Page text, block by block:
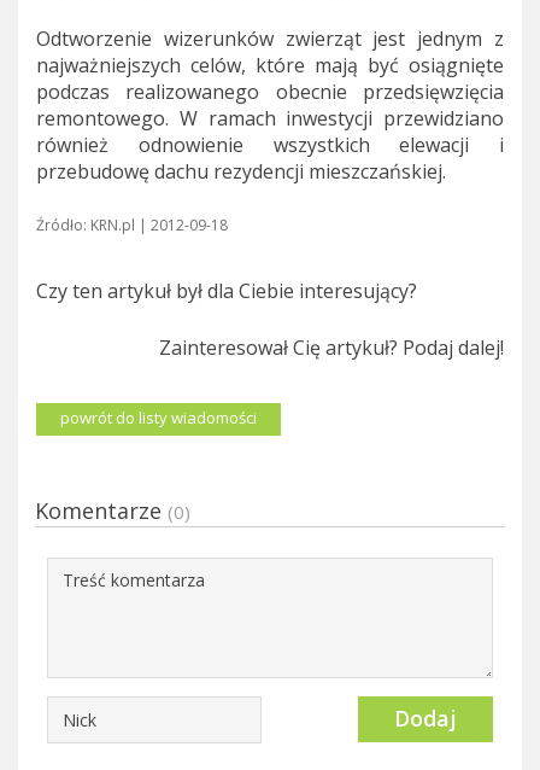
Odtworzenie wizerunków zwierząt jest jednym z
najważniejszych celów, które mają być osiągnięte
podczas realizowanego obecnie przedsięwzięcia
remontowego. W ramach inwestycji przewidziano
również odnowienie wszystkich elewacji i
przebudowę dachu rezydencji mieszczańskiej.
Źródło: KRN.pl | 2012-09-18
Czy ten artykuł był dla Ciebie interesujący?
Zainteresował Cię artykuł? Podaj dalej!
powrót do listy wiadomości
Komentarze (0)
Dodaj